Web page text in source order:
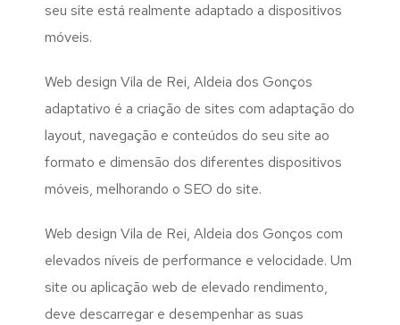
seu site está realmente adaptado a dispositivos
móveis.
Web design Vila de Rei, Aldeia dos Gonços
adaptativo é a criação de sites com adaptação do
layout, navegação e conteúdos do seu site ao
formato e dimensão dos diferentes dispositivos
móveis, melhorando o SEO do site.
Web design Vila de Rei, Aldeia dos Gonços com
elevados níveis de performance e velocidade. Um
site ou aplicação web de elevado rendimento,
deve descarregar e desempenhar as suas